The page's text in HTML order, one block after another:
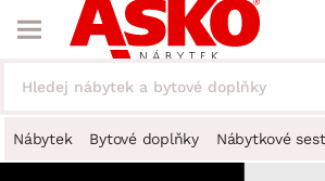
Nábytek Bytové doplňky Nábytkové